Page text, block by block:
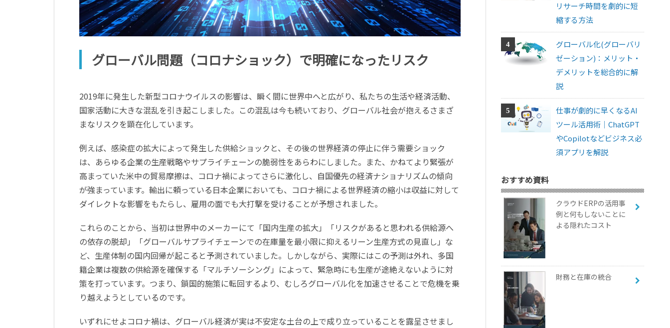
グローバル問題（コロナショック）で明確になったリスク
2019年に発生した新型コロナウイルスの影響は、瞬く間に世界中へと広がり、私たちの生活や経済活動、
国家活動に大きな混乱を引き起こしました。この混乱は今も続いており、グローバル社会が抱えるさまざ
まなリスクを顕在化しています。
例えば、感染症の拡大によって発生した供給ショックと、その後の世界経済の停止に伴う需要ショック
は、あらゆる企業の生産戦略やサプライチェーンの脆弱性をあらわにしました。また、かねてより緊張が
高まっていた米中の貿易摩擦は、コロナ禍によってさらに激化し、自国優先の経済ナショナリズムの傾向
が強まっています。輸出に頼っている日本企業においても、コロナ禍による世界経済の縮小は収益に対して
ダイレクトな影響をもたらし、雇用の面でも大打撃を受けることが予想されました。
これらのことから、当初は世界中のメーカーにて「国内生産の拡大」「リスクがあると思われる供給源へ
の依存の脱却」「グローバルサプライチェーンでの在庫量を最小限に抑えるリーン生産方式の見直し」な
ど、生産体制の国内回帰が起こると予測されていました。しかしながら、実際にはこの予測は外れ、多国
籍企業は複数の供給源を確保する「マルチソーシング」によって、緊急時にも生産が途絶えないように対
策を打っています。つまり、鎖国的施策に転回するより、むしろグローバル化を加速させることで危機を乗
り越えようとしているのです。
いずれにせよコロナ禍は、グローバル経済が実は不安定な土台の上で成り立っていることを露呈させまし
リサーチ時間を劇的に短
縮する方法
グローバル化(グローバリ
ゼーション)：メリット・
デメリットを総合的に解
説
仕事が劇的に早くなるAI
ツール活用術｜ChatGPT
やCopilotなどビジネス必
須アプリを解説
おすすめ資料
クラウドERPの活用事
例と何もしないことに
よる隠れたコスト
財務と在庫の統合